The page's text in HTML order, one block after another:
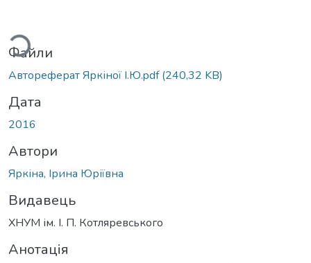
Файли
Автореферат Яркіної І.Ю.pdf(240,32 KB)
Дата
2016
Автори
Яркіна, Ірина Юріївна
Видавець
ХНУМ ім. І. П. Котляревського
Анотація